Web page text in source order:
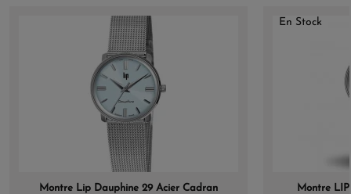
Montre Lip Dauphine 29 Acier Cadran
En Stock
Montre